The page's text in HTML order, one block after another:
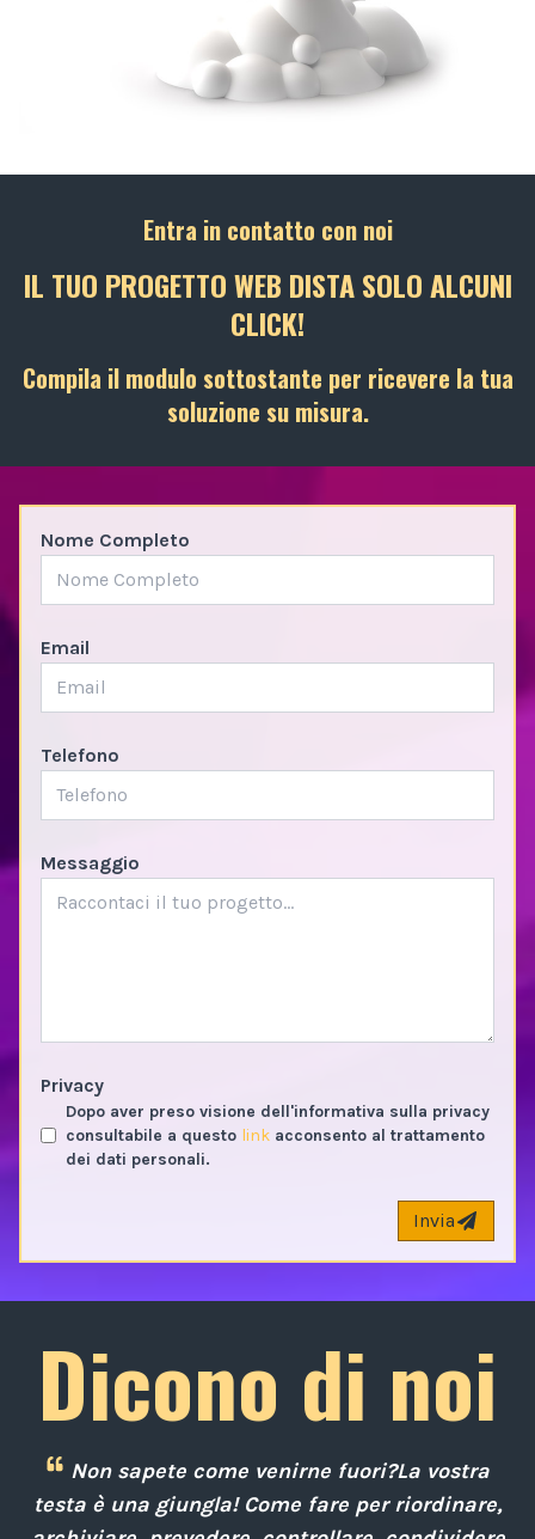
Entra in contatto con noi
IL TUO PROGETTO WEB DISTA SOLO ALCUNI
CLICK!
Compila il modulo sottostante per ricevere la tua
soluzione su misura.
Nome Completo
Email
Telefono
Messaggio
Privacy
Dopo aver preso visione dell'informativa sulla privacy
consultabile a questo link acconsento al trattamento
dei dati personali.
Invia
Dicono di noi
Non sapete come venirne fuori?La vostra
testa è una giungla! Come fare per riordinare,